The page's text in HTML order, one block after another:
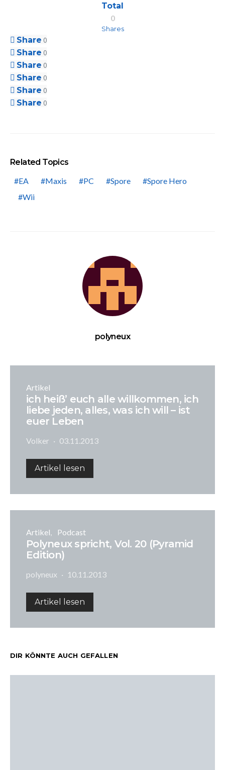
Total
0
Shares
Share 0
Share 0
Share 0
Share 0
Share 0
Share 0
Related Topics
EA
Maxis PC Spore
Spore Hero
Wii
polyneux
Artikel
ich heiß’ euch alle willkommen, ich
liebe jeden, alles, was ich will – ist
euer Leben
Volker 03.11.2013
Artikel lesen
Artikel Podcast
Polyneux spricht, Vol. 20 (Pyramid
Edition)
polyneux 10.11.2013
Artikel lesen
DIR KÖNNTE AUCH GEFALLEN